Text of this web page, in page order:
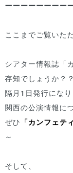
ーーーーーーーー
ここまでご覧いた
シアター情報誌「
存知でしょうか？？
隔月1日発行にな
関西の公演情報に
ぜひ 「カンフェテ
～
そして、